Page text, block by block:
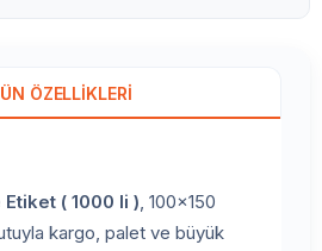
ÖZELLIKLERI
Etiket ( 1000 li ), 100x150
kargo, palet ve büyük